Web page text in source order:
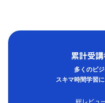
累計受
多くのビジ
スキマ時間学習